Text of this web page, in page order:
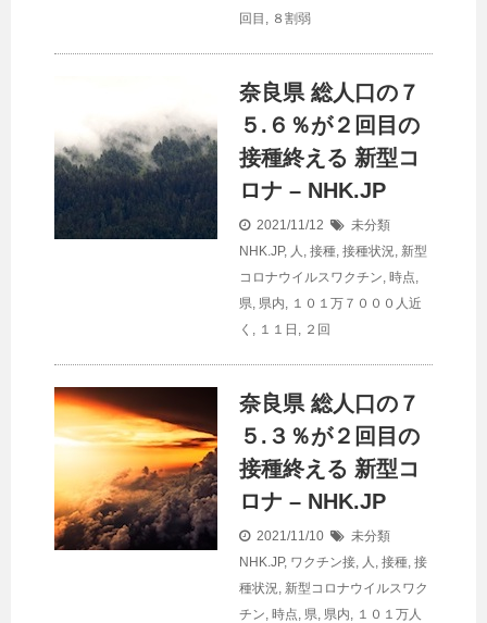
回目 , ８割弱
奈良県 総人口 の７
５.６％が２回目の
接種終える 新型コ
ロナ – NHK.JP
2021/11/12
未分類
NHK.JP, 人 , 接種, 接種状況, 新型
コロナウイルスワクチン, 時点,
県, 県内, １０１万７０００人近
く , １１日 , ２回
奈良県 総人口 の７
５.３％が２回目の
接種終える 新型コ
ロナ – NHK.JP
2021/11/10
未分類
NHK.JP, ワクチン接, 人 , 接種, 接
種状況, 新型コロナウイルスワク
チン, 時点, 県, 県内, １０１万人